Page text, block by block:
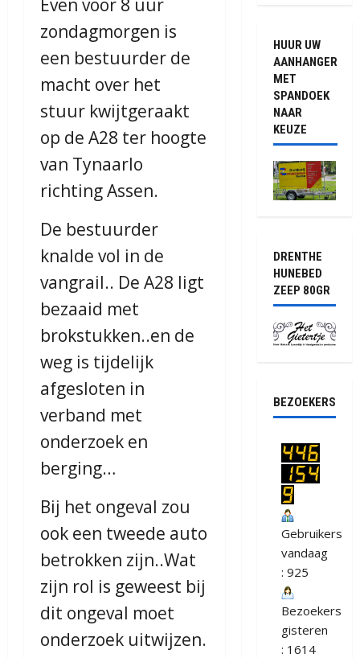
Even voor 8 uur
zondagmorgen is
een bestuurder de
macht over het
stuur kwijtgeraakt
op de A28 ter hoogte
van Tynaarlo
richting Assen.
De bestuurder
knalde vol in de
vangrail.. De A28 ligt
bezaaid met
brokstukken..en de
weg is tijdelijk
afgesloten in
verband met
onderzoek en
berging…
Bij het ongeval zou
ook een tweede auto
betrokken zijn..Wat
zijn rol is geweest bij
dit ongeval moet
onderzoek uitwijzen.
HUUR UW
AANHANGER
MET
SPANDOEK
NAAR
KEUZE
DRENTHE
HUNEBED
ZEEP 80GR
BEZOEKERS
Gebruikers
vandaag
: 925
Bezoekers
gisteren
: 1614